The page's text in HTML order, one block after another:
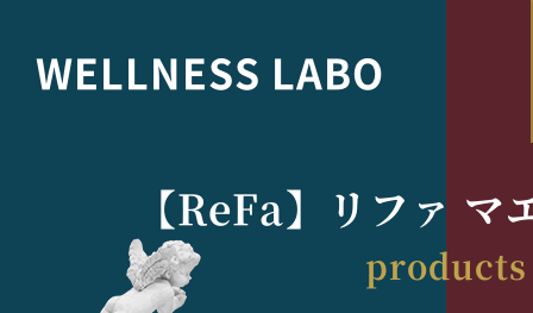
WELLNESS LABO
【ReFa】リファ マ